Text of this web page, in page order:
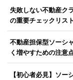
失敗しない不動産ク
の重要チェックリスト
不動産担保型ソーシ
く増やすための注意
【初心者必見】ソ